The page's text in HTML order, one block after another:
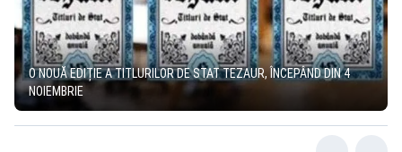
O NOUĂ EDIȚIE A TITLURILOR DE STAT TEZAUR, ÎNCEPÂND DIN 4
NOIEMBRIE